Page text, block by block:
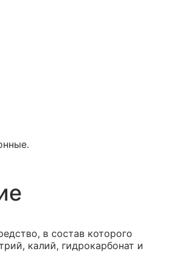
в состав которого
калий, гидрокарбонат и